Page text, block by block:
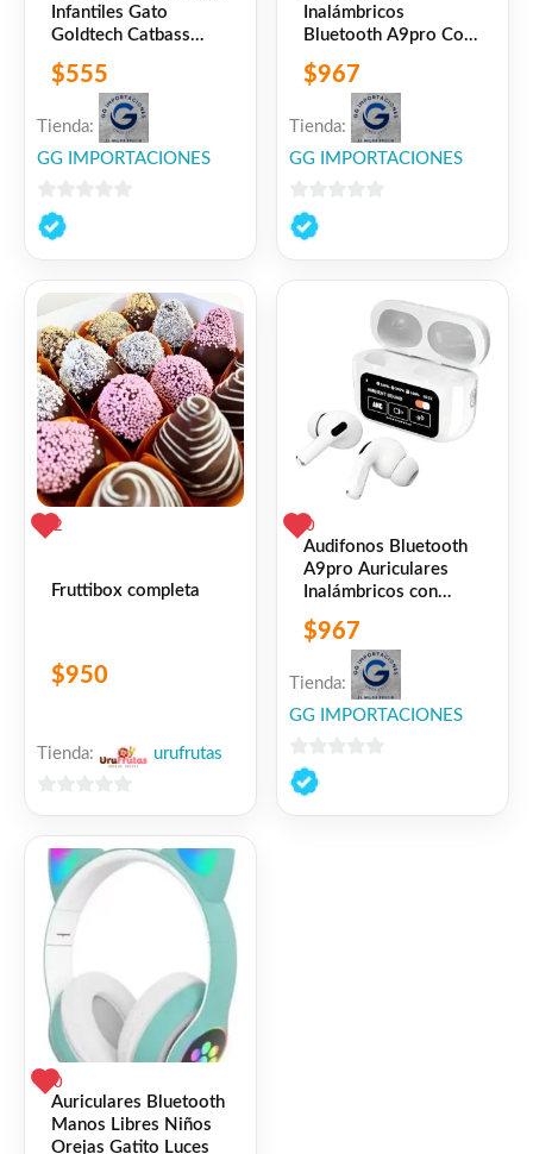
Infantiles Gato
Goldtech Catbass
$555
Tienda:
GG IMPORTACIONES
0
de
Inalámbricos
Bluetooth A9pro Con
$967
Tienda:
GG IMPORTACIONES
0
de
2
Fruttibox completa
$950
Tienda: urufrutas
0
Audifonos Bluetooth
A9pro Auriculares
Inalámbricos con
Compatible con
iPhone Android
$967
Tienda:
GG IMPORTACIONES
0
de
0
Auriculares Bluetooth
Manos Libres Niños
Orejas Gatito Luces